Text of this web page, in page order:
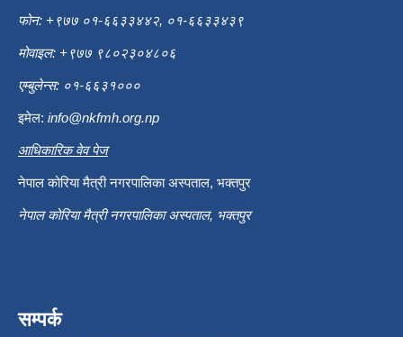
फोन: +९७७ ०१-६६३३४४२, ०१-६६३३४३९
मोवाइल: +९७७ ९८०२३०४८०६
एम्बुलेन्स: ०१-६६३१०००
इमेल: info@nkfmh.org.np
आधिकारिक वेव पेज
नेपाल कोरिया मैत्री नगरपालिका अस्पताल, भक्तपुर
नेपाल कोरिया मैत्री नगरपालिका अस्पताल, भक्तपुर
सम्पर्क